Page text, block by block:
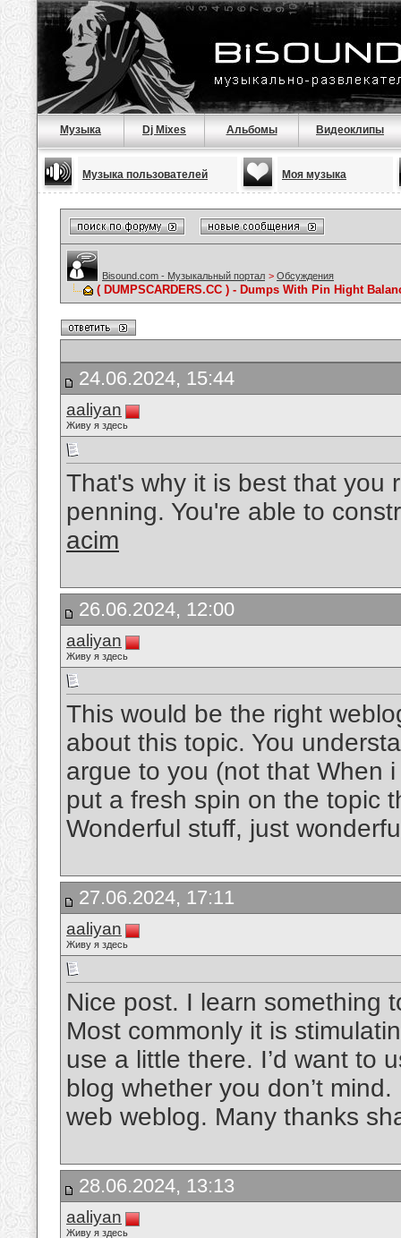
Музыка Dj Mixes Альбомы Видеоклипы
Музыка пользователей Моя музыка
Bisound.com - Музыкальный портал > Обсуждения
( DUMPSCARDERS.CC ) - Dumps With Pin Hight
24.06.2024, 15:44
aaliyan
Живу я здесь
That's why it is best that you
penning. You're able to
acim
26.06.2024, 12:00
aaliyan
Живу я здесь
This would be the right
about this topic. You
argue to you (not that When
put a fresh spin on the topic
Wonderful stuff, just
27.06.2024, 17:11
aaliyan
Живу я здесь
Nice post. I learn something
Most commonly it is
use a little there. I’d want to
blog whether you don’t
web weblog. Many thanks
28.06.2024, 13:13
aaliyan
Живу я здесь